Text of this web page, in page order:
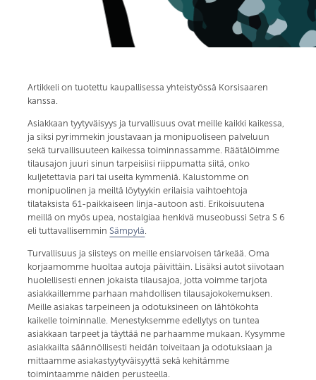
Artikkeli on tuotettu kaupallisessa yhteistyössä Korsisaaren
kanssa.
Asiakkaan tyytyväisyys ja turvallisuus ovat meille kaikki kaikessa,
ja siksi pyrimmekin joustavaan ja monipuoliseen palveluun
sekä turvallisuuteen kaikessa toiminnassamme. Räätälöimme
tilausajon juuri sinun tarpeisiisi riippumatta siitä, onko
kuljetettavia pari tai useita kymmeniä. Kalustomme on
monipuolinen ja meiltä löytyykin erilaisia vaihtoehtoja
tilataksista 61-paikkaiseen linja-autoon asti. Erikoisuutena
meillä on myös upea, nostalgiaa henkivä museobussi Setra S 6
eli tuttavallisemminSämpylä
Turvallisuus ja siisteys on meille ensiarvoisen tärkeää. Oma
korjaamomme huoltaa autoja päivittäin. Lisäksi autot siivotaan
huolellisesti ennen jokaista tilausajoa, jotta voimme tarjota
asiakkaillemme parhaan mahdollisen tilausajokokemuksen.
Meille asiakas tarpeineen ja odotuksineen on lähtökohta
kaikelle toiminnalle. Menestyksemme edellytys on tuntea
asiakkaan tarpeet ja täyttää ne parhaamme mukaan. Kysymme
asiakkailta säännöllisesti heidän toiveitaan ja odotuksiaan ja
mittaamme asiakastyytyväisyyttä sekä kehitämme
toimintaamme näiden perusteella.